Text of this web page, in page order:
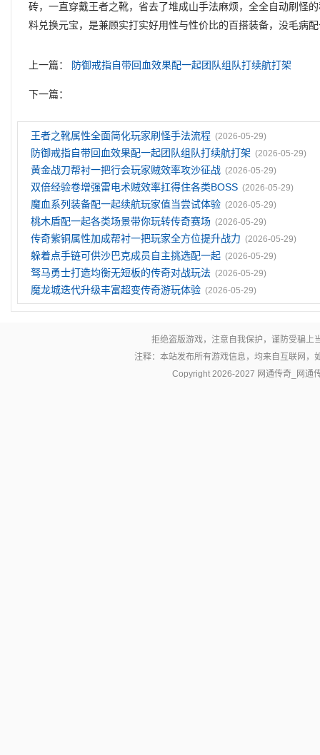
砖，一直穿戴王者之靴，省去了堆成山手法麻烦，全全自动刷怪
料兑换元宝，是兼顾实打实好用性与性价比的百搭装备，没毛病
上一篇： 防御戒指自带回血效果配一起团队组队打续航打架
下一篇：
王者之靴属性全面简化玩家刷怪手法流程 (2026-05-29)
防御戒指自带回血效果配一起团队组队打续航打架 (2026-05-29)
黄金战刀帮衬一把行会玩家贼效率攻沙征战 (2026-05-29)
双倍经验卷‌增强雷电术贼效率扛得住各类BOSS (2026-05-29)
魔血系列装备配一起续航玩家值当尝试体验 (2026-05-29)
桃木盾配一起各类场景带你玩转传奇赛场 (2026-05-29)
传奇紫铜属性加成帮衬一把玩家全方位提升战力 (2026-05-29)
躲着点手链可供沙巴克成员自主挑选配一起 (2026-05-29)
驽马勇士打造均衡无短板的传奇对战玩法 (2026-05-29)
魔龙城迭代升级丰富超变传奇游玩体验 (2026-05-29)
拒绝盗版游戏，注意自我保护，谨防受骗上
注释：本站发布所有游戏信息，均来自互联网
Copyright 2026-2027 网通传奇_网通